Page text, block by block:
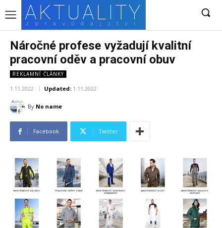
AKTUALITY
zpravodajství
Náročné profese vyžadují kvalitní
pracovní oděv a pracovní obuv
REKLAMNÍ ČLÁNKY
1.11.2022 Updated: 1.11.2022
By No name
Facebook Twitter